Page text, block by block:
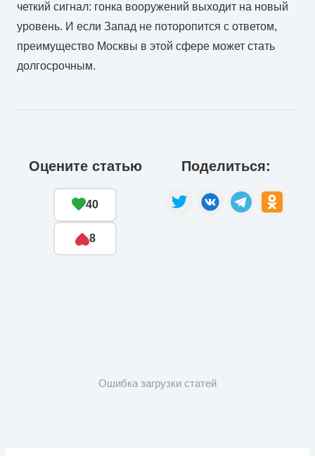
четкий сигнал: гонка вооружений выходит на новый
уровень. И если Запад не поторопится с ответом,
преимущество Москвы в этой сфере может стать
долгосрочным.
Оцените статью
40
8
Поделиться:
Ошибка загрузки статей